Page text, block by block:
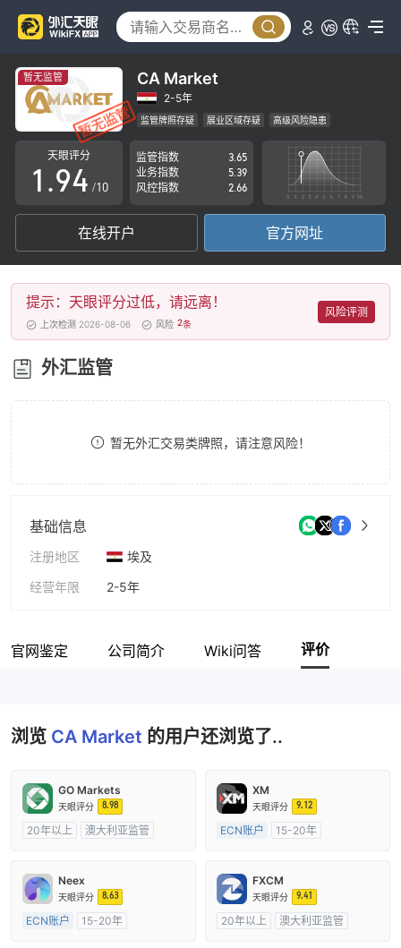
暂无监管 CA Market
2-5年
监管牌照存疑 展业区域存疑 高级风险隐患
天眼评分
0
1
2
3
4
5
6
7
.
5
6
7
8
9
0
1
2
3
4
5
6
7
8
9
/10
监管指数
3.65
业务指数
5.39
风控指数
2.66
在线开户 官方网址
提示：天眼评分过低，请远离！
上次检测 2026-08-06 风险 2条
风险评测
外汇监管
暂无外汇交易类牌照，请注意风险！
基础信息
注册地区
埃及
经营年限
2-5年
官网鉴定 公司简介 Wiki问答 评价
浏览 CA Market 的用户还浏览了..
GO Markets
天眼评分 8.98
20年以上
澳大利亚监管
XM
天眼评分 9.12
ECN账户
15-20年
主标MT4
Neex
天眼评分 8.63
ECN账户
15-20年
FXCM
天眼评分 9.41
20年以上
澳大利亚监管